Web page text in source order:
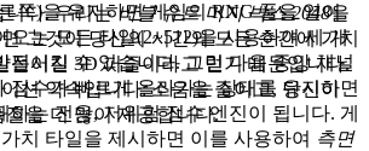
쪽)을 유지하면 게임의 RNG 풀을 열어
오는 모든 타일(2~512)을 사용하여 세 개
전시킬 수 있습니다. 그런 다음 중앙 채널
점수가 빠르게 올라가는 상태를 유지하면
하는 전용, 저위험 점수 엔진이 됩니다. 게
치 타일을 제시하면 이를 사용하여 측면
니다. 우리는버블 슈트 머지 박스 2048을
그것이 당신의 시간의 모든 순간에 가치
들어진 3D 퍼즐이라고 믿기 때문입니다.
션 약속입니다: 소음을 줄이고, 당신이
을 더 많이 제공합니다.